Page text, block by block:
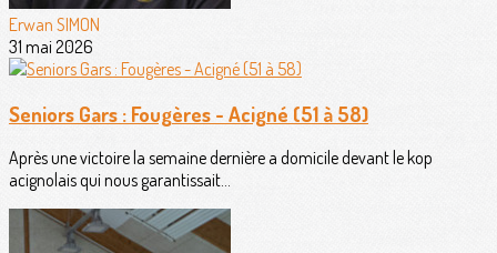
Erwan SIMON
31 mai 2026
Seniors Gars : Fougères - Acigné (51 à 58)
Après une victoire la semaine dernière a domicile devant le kop
acignolais qui nous garantissait...